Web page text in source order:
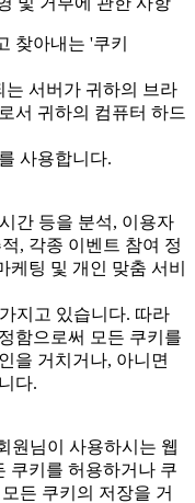
찾아내는 '쿠키
서버가 귀하의 브라
서 귀하의 컴퓨터 하드
사용합니다.
간 등을 분석, 이용자
, 각종 이벤트 참여 정
케팅 및 개인 맞춤 서비
지고 있습니다. 따라
함으로써 모든 쿠키를
을 거치거나, 아니면
다.
원님이 사용하시는 웹
쿠키를 허용하거나 쿠
든 쿠키의 저장을 거